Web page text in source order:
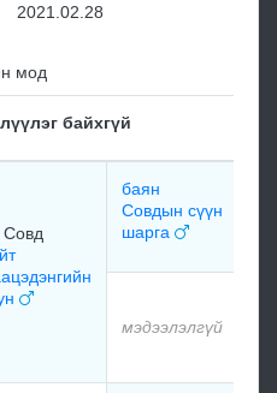
2021.02.28
мод
байхгүй
Совд
баян
Совдын сүүн
шарга
мэдээлэлгүй